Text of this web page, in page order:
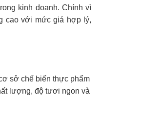
kinh doanh. Chính vì
cao với mức giá hợp lý,
sở chế biến thực phẩm
lượng, độ tươi ngon và